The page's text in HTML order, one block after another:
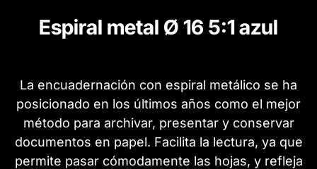
Espiral metal Ø 16 5:1 azul
La encuadernación con espiral metálico se ha
posicionado en los últimos años como el mejor
método para archivar, presentar y conservar
documentos en papel. Facilita la lectura, ya que
permite pasar cómodamente las hojas, y refleja